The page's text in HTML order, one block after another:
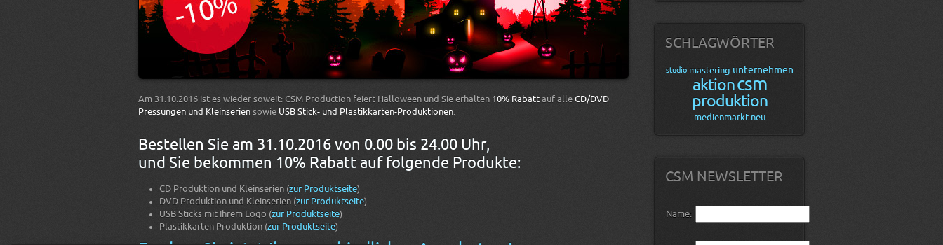
Am 31.10.2016 ist es wieder soweit: CSM Production feiert Halloween und Sie erhalten 10% Rabatt auf alle CD/DVD
Pressungen und Kleinserien sowie USB Stick- und Plastikkarten-Produktionen
Bestellen Sie am 31.10.2016 von 0.00 bis 24.00 Uhr,
und Sie bekommen 10% Rabatt auf folgende Produkte:
CD Produktion und Kleinserien (zur Produktseite)
DVD Produktion und Kleinserien (zur Produktseite)
USB Sticks mit Ihrem Logo (zur Produktseite)
Plastikkarten Produktion (zur Produktseite)
SCHLAGWÖRTER
studio mastering unternehmen
aktioncsm
produktion
medienmarkt neu
CSM NEWSLETTER
Name: